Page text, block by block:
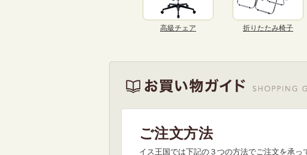
高級チェア 折りたたみ椅子
ご注文方法
イス王国では下記の３つの方法でご注文を承っ